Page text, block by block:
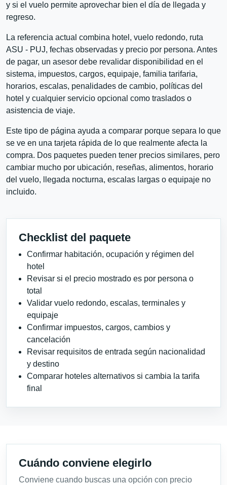
y si el vuelo permite aprovechar bien el día de llegada y
regreso.
La referencia actual combina hotel, vuelo redondo, ruta
ASU - PUJ, fechas observadas y precio por persona. Antes
de pagar, un asesor debe revalidar disponibilidad en el
sistema, impuestos, cargos, equipaje, familia tarifaria,
horarios, escalas, penalidades de cambio, políticas del
hotel y cualquier servicio opcional como traslados o
asistencia de viaje.
Este tipo de página ayuda a comparar porque separa lo que
se ve en una tarjeta rápida de lo que realmente afecta la
compra. Dos paquetes pueden tener precios similares, pero
cambiar mucho por ubicación, reseñas, alimentos, horario
del vuelo, llegada nocturna, escalas largas o equipaje no
incluido.
Checklist del paquete
Confirmar habitación, ocupación y régimen del
hotel
Revisar si el precio mostrado es por persona o
total
Validar vuelo redondo, escalas, terminales y
equipaje
Confirmar impuestos, cargos, cambios y
cancelación
Revisar requisitos de entrada según nacionalidad
y destino
Comparar hoteles alternativos si cambia la tarifa
final
Cuándo conviene elegirlo
Conviene cuando buscas una opción con precio